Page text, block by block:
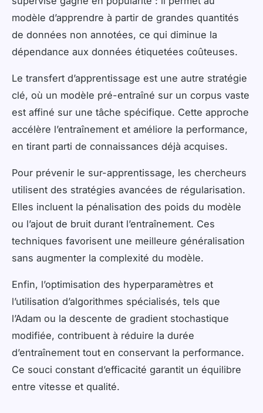
modèle d’apprendre à partir de grandes quantités
de données non annotées, ce qui diminue la
dépendance aux données étiquetées coûteuses.
Le transfert d’apprentissage est une autre stratégie
clé, où un modèle pré-entraîné sur un corpus vaste
est affiné sur une tâche spécifique. Cette approche
accélère l’entraînement et améliore la performance,
en tirant parti de connaissances déjà acquises.
Pour prévenir le sur-apprentissage, les chercheurs
utilisent des stratégies avancées de régularisation.
Elles incluent la pénalisation des poids du modèle
ou l’ajout de bruit durant l’entraînement. Ces
techniques favorisent une meilleure généralisation
sans augmenter la complexité du modèle.
Enfin, l’optimisation des hyperparamètres et
l’utilisation d’algorithmes spécialisés, tels que
l’Adam ou la descente de gradient stochastique
modifiée, contribuent à réduire la durée
d’entraînement tout en conservant la performance.
Ce souci constant d’efficacité garantit un équilibre
entre vitesse et qualité.